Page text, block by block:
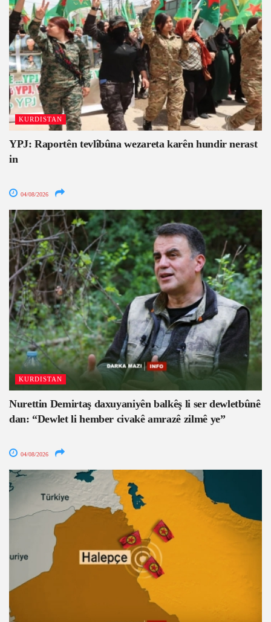
KURDISTAN
YPJ: Raportên tevlîbûna wezareta karên hundir nerast
in
04/08/2026
KURDISTAN
Nurettin Demirtaş daxuyaniyên balkêş li ser dewletbûnê
dan: “Dewlet li hember civakê amrazê zilmê ye”
04/08/2026